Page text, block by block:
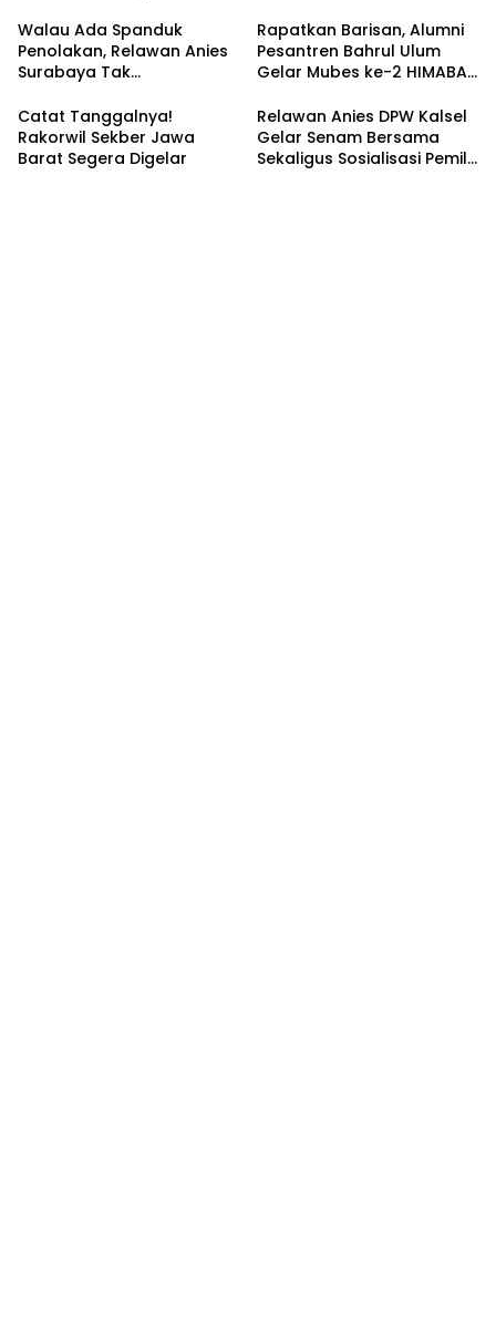
Walau Ada Spanduk
Penolakan, Relawan Anies
Surabaya Tak
Rapatkan Barisan, Alumni
Pesantren Bahrul Ulum
Gelar Mubes ke-2 HIMABAS
Semarang
Catat Tanggalnya!
Rakorwil Sekber Jawa
Barat Segera Digelar
Relawan Anies DPW Kalsel
Gelar Senam Bersama
Sekaligus Sosialisasi Pemilu